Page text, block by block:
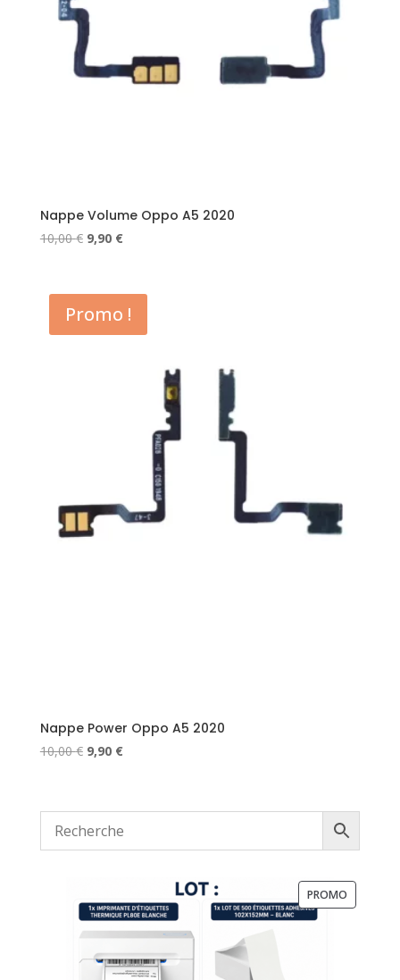
Nappe Volume Oppo A5 2020
10,00€ Le
était :
10,00 €.
9,90 €Le
est :
9,90 €.
Promo !
Nappe Power Oppo A5 2020
10,00€ Le
était :
10,00 €.
9,90 €Le
est :
9,90 €.
PROMO